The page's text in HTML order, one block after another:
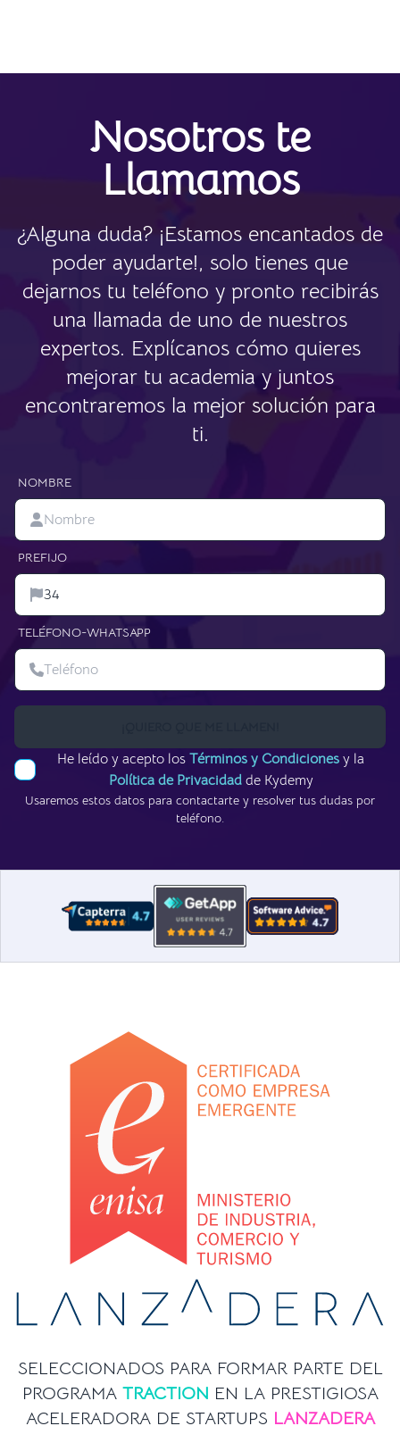
Nosotros te
Llamamos
¿Alguna duda? ¡Estamos encantados de
poder ayudarte!, solo tienes que
dejarnos tu teléfono y pronto recibirás
una llamada de uno de nuestros
expertos. Explícanos cómo quieres
mejorar tu academia y juntos
encontraremos la mejor solución para
ti.
NOMBRE
PREFIJO
TELÉFONO-WHATSAPP
He leído y acepto los Términos y Condiciones y la
Política de Privacidadde Kydemy
Usaremos estos datos para contactarte y resolver tus dudas por
teléfono.
SELECCIONADOS PARA FORMAR PARTE DEL
PROGRAMA TRACTION EN LA PRESTIGIOSA
ACELERADORA DE STARTUPS LANZADERA